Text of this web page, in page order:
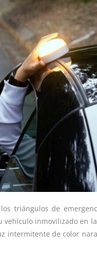
triángulos de
inmovilizado en
intermitente de color